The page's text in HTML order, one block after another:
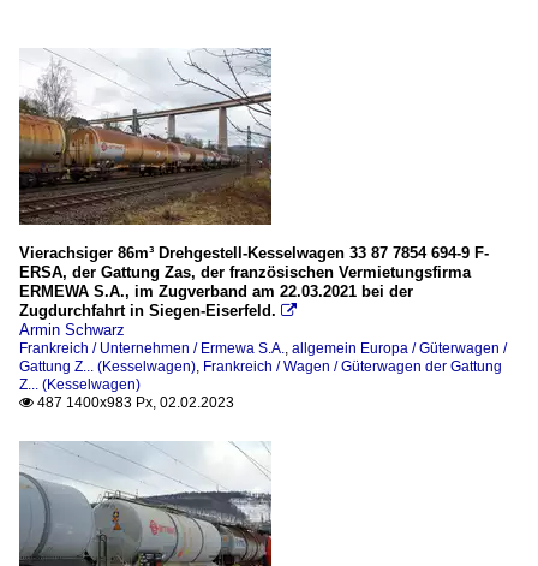
Vierachsiger 86m³ Drehgestell-Kesselwagen 33 87 7854 694-9 F-
ERSA, der Gattung Zas, der französischen Vermietungsfirma
ERMEWA S.A., im Zugverband am 22.03.2021 bei der
Zugdurchfahrt in Siegen-Eiserfeld. 
Armin Schwarz
Frankreich / Unternehmen / Ermewa S.A., allgemein Europa / Güterwagen /
Gattung Z... (Kesselwagen), Frankreich / Wagen / Güterwagen der Gattung
Z... (Kesselwagen)
 487 1400x983 Px, 02.02.2023